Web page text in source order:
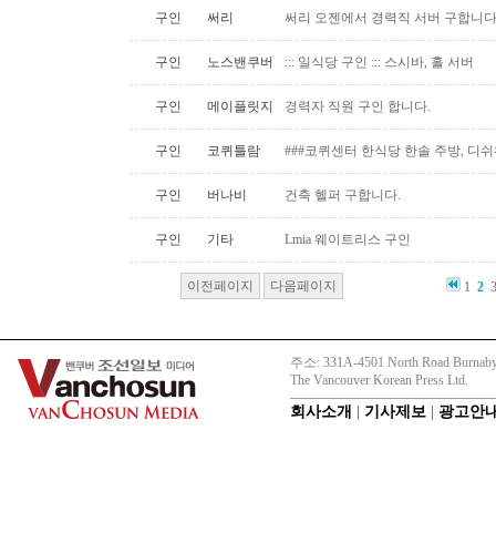
구인 써리 써리 오젠에서 경력직 서버 구합니다
구인 노스밴쿠버 ::: 일식당 구인 ::: 스시바, 홀 서버
구인 메이플릿지 경력자 직원 구인 합니다.
구인 코퀴틀람 ###코퀴센터 한식당 한솔 주방, 디
구인 버나비 건축 헬퍼 구합니다.
구인 기타 Lmia 웨이트리스 구인
이전페이지 다음페이지 1 2
주소: 331A-4501 North Road
The Vancouver Korean Press Ltd.
회사소개 기사제보 광고안